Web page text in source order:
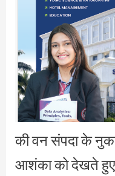
की वन संपदा के
आशंका को देखते हुए